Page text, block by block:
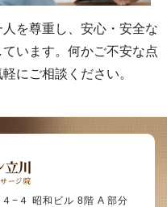
を尊重し、安心・安全な
います。何かご不安な点
にご相談ください。
−４ 昭和ビル 8階 A 部分